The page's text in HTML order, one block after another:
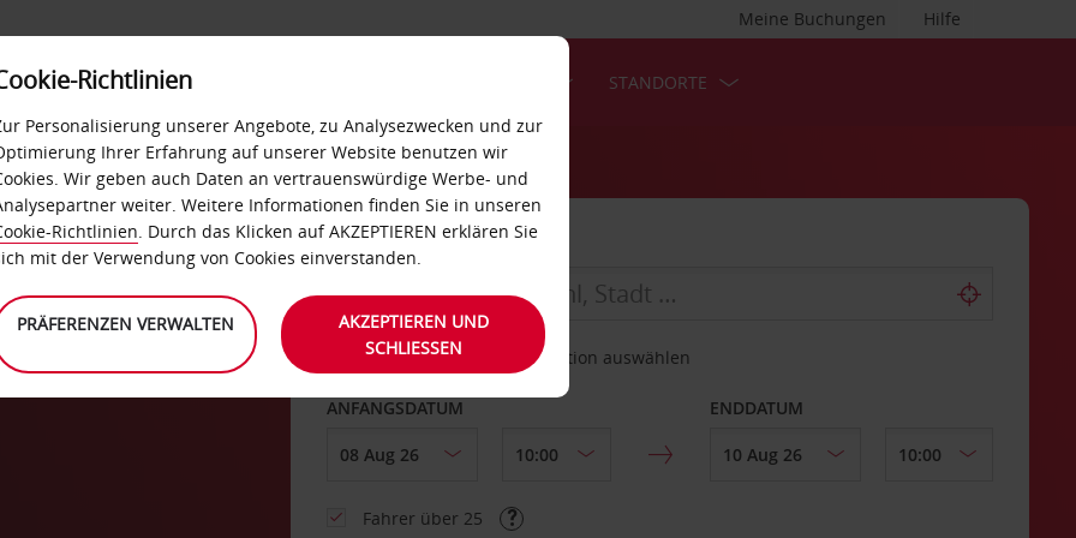
Hilfe
Meine Buchungen
LOYALTY SELF-SERVICES STANDORTE
in
ABHOLEN VON
Eine andere Rückgabestation auswählen
ANFANGSDATUM ENDDATUM
Fahrer über 25
Richtlinien
Personalisierung unserer Angebote, zu Analysezwecken und zur
Ihrer Erfahrung auf unserer Website benutzen wir
Wir geben auch Daten an vertrauenswürdige Werbe- und
weiter. Weitere Informationen finden Sie in unseren
Richtlinien. Durch das Klicken auf AKZEPTIEREN erklären Sie
mit der Verwendung von Cookies einverstanden.
PRÄFERENZEN VERWALTEN
AKZEPTIEREN UND
SCHLIESSEN